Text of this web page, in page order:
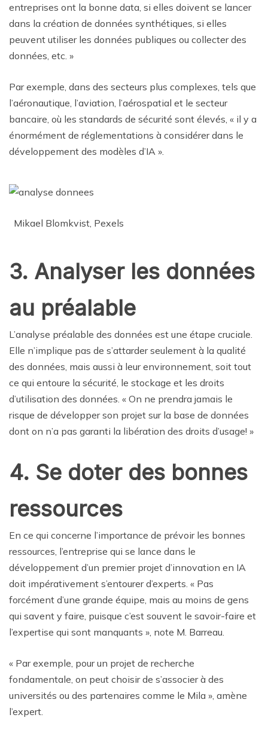
entreprises ont la bonne data, si elles doivent se lancer
dans la création de données synthétiques, si elles
peuvent utiliser les données publiques ou collecter des
données, etc. »
Par exemple, dans des secteurs plus complexes, tels que
l’aéronautique, l’aviation, l’aérospatial et le secteur
bancaire, où les standards de sécurité sont élevés, « il y a
énormément de réglementations à considérer dans le
développement des modèles d’IA ».
Mikael Blomkvist, Pexels
3. Analyser les données
au préalable
L’analyse préalable des données est une étape cruciale.
Elle n’implique pas de s’attarder seulement à la qualité
des données, mais aussi à leur environnement, soit tout
ce qui entoure la sécurité, le stockage et les droits
d’utilisation des données. « On ne prendra jamais le
risque de développer son projet sur la base de données
dont on n’a pas garanti la libération des droits d’usage! »
4. Se doter des bonnes
ressources
En ce qui concerne l’importance de prévoir les bonnes
ressources, l’entreprise qui se lance dans le
développement d’un premier projet d’innovation en IA
doit impérativement s’entourer d’experts. « Pas
forcément d’une grande équipe, mais au moins de gens
qui savent y faire, puisque c’est souvent le savoir-faire et
l’expertise qui sont manquants », note M. Barreau.
« Par exemple, pour un projet de recherche
fondamentale, on peut choisir de s’associer à des
universités ou des partenaires comme le Mila », amène
l’expert.